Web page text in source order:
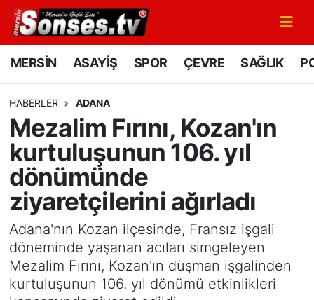
MERSİN ASAYİŞ SPOR ÇEVRE SAĞLIK
HABERLER ADANA
Mezalim Fırını, Kozan'ın
kurtuluşunun 106. yıl
dönümünde
ziyaretçilerini ağırladı
Adana'nın Kozan ilçesinde, Fransız işgali
döneminde yaşanan acıları simgeleyen
Mezalim Fırını, Kozan'ın düşman işgalinden
kurtuluşunun 106. yıl dönümü etkinlikleri
MERSİN
SPOR
GÜNÜN MANŞETİ
DÜNYA
KÜLTÜR - SANAT
MAGAZİN
Mersin Nöbetçi Eczaneler
Mersin Namaz Vakitleri
Mersin Trafik Yoğunluk Haritası
Süper Lig Puan Durumu ve Fikstür
Tüm Manşetler
Son Dakika Haberleri